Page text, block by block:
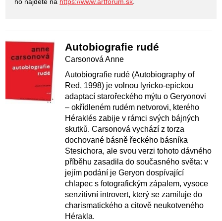
Autobiografie rudé
Carsonová Anne
Autobiografie rudé (Autobiography of
Red, 1998) je volnou lyricko-epickou
adaptací starořeckého mýtu o Geryonovi
– okřídleném rudém netvorovi, kterého
Héraklés zabije v rámci svých bájných
skutků. Carsonová vychází z torza
dochované básně řeckého básníka
Stesichora, ale svou verzi tohoto dávného
příběhu zasadila do současného světa: v
jejím podání je Geryon dospívající
chlapec s fotografickým zápalem, vysoce
senzitivní introvert, který se zamiluje do
charismatického a citově neukotveného
Hérakla.